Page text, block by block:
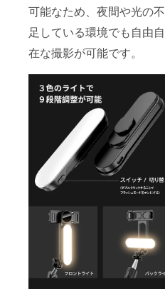
可能なため、夜間や光の不
足している環境でも自由自
在な撮影が可能です。